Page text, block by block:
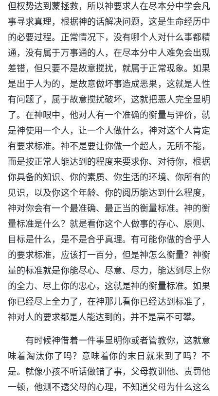
但权势达到蒙拯救，所以神要求人在尽本分中学会凡
事寻求真理，根据神的话解决问题，这是生命经历中
的必要过程。正常情况下，没有哪个人对什么事都精
通，没有属于万事通的人，在尽本分中人难免会出现
差错，但只要不是故意搅扰，就属于正常现象。如果
是出于人为的，是故意做坏事造成恶果，这就是人性
有问题了，属于故意搅扰破坏，这就把恶人完全显明
了。在神眼中，他对人有一个准确的衡量与评价，就
是神使用一个人，让一个人做什么，神对这个人肯定
有要求标准。神不是要让你做一个超人，无所不能，
而是按正常人能达到的程度来要求你、对待你，根据
你具备的知识、你的素质、你生活的环境、你所有的
见识，以及你这个年龄、你的阅历能达到什么程度，
神对你会有一个最准确、最正当的衡量标准。神的衡
量标准是什么？就是看你这个人做事的存心、原则、
目标是什么，是不是合乎真理。有可能你做的合乎人
的要求标准，应该打一百分，但是神怎么衡量？神衡
量的标准就是你能尽心、尽意、尽力，能达到尽上你
的全力、尽上你的忠心，这就是神的衡量标准。如果
你已经尽上全力了，在神那儿看你已经达到标准了，
神对人的要求都是人能达到的，并不是高不可攀。
有时候神借着一件事显明你或者管教你，这就意
味着淘汰你了吗？意味着你的末日就来到了吗？不
是。就像小孩不听话做错了事，父母教训他、责罚他
一顿，他测不透父母的心理，不知道父母为什么这么